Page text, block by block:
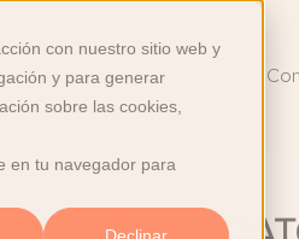
con nuestro sitio web y
y para generar
sobre las cookies,
en tu navegador para
Empresas